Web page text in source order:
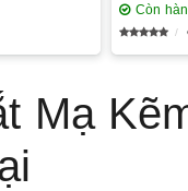
Còn
Mạ